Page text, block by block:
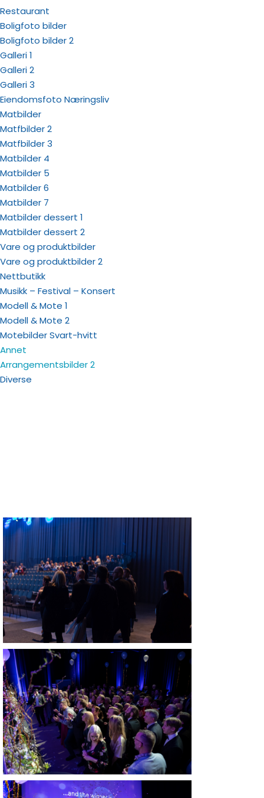
Restaurant
Boligfoto bilder
Boligfoto bilder 2
Galleri 1
Galleri 2
Galleri 3
Eiendomsfoto Næringsliv
Matbilder
Matfbilder 2
Matfbilder 3
Matbilder 4
Matbilder 5
Matbilder 6
Matbilder 7
Matbilder dessert 1
Matbilder dessert 2
Vare og produktbilder
Vare og produktbilder 2
Nettbutikk
Musikk – Festival – Konsert
Modell & Mote 1
Modell & Mote 2
Motebilder Svart-hvitt
Annet
Arrangementsbilder 2
Diverse